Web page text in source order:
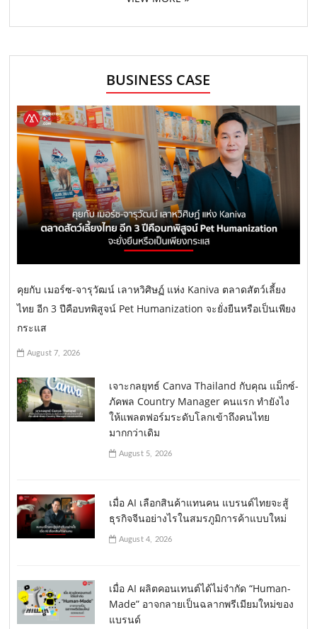
BUSINESS CASE
คุยกับ เมอร์ซ-จารุวัฒน์ เลาหวิศิษฏ์ แห่ง Kaniva ตลาดสัตว์เลี้ยง
ไทย อีก 3 ปีคือบทพิสูจน์ Pet Humanization จะยั่งยืนหรือเป็นเพียง
กระแส
August 7, 2026
เจาะกลยุทธ์ Canva Thailand กับคุณ แม็กซ์-
ภัคพล Country Manager คนแรก ทำยังไง
ให้แพลตฟอร์มระดับโลกเข้าถึงคนไทย
มากกว่าเดิม
August 5, 2026
เมื่อ AI เลือกสินค้าแทนคน แบรนด์ไทยจะสู้
ธุรกิจจีนอย่างไรในสมรภูมิการค้าแบบใหม่
August 4, 2026
เมื่อ AI ผลิตคอนเทนต์ได้ไม่จำกัด “Human-
Made” อาจกลายเป็นฉลากพรีเมียมใหม่ของ
แบรนด์